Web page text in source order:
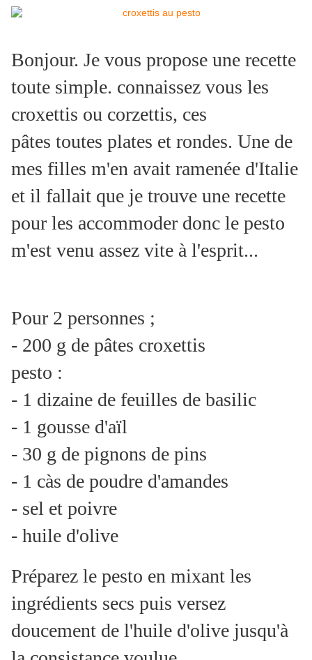
Bonjour. Je vous propose une recette
toute simple. connaissez vous les
croxettis ou corzettis, ces
pâtes toutes plates et rondes. Une de
mes filles m'en avait ramenée d'Italie
et il fallait que je trouve une recette
pour les accommoder donc le pesto
m'est venu assez vite à l'esprit...
Pour 2 personnes ;
- 200 g de pâtes croxettis
pesto :
- 1 dizaine de feuilles de basilic
- 1 gousse d'aïl
- 30 g de pignons de pins
- 1 càs de poudre d'amandes
- sel et poivre
- huile d'olive
Préparez le pesto en mixant les
ingrédients secs puis versez
doucement de l'huile d'olive jusqu'à